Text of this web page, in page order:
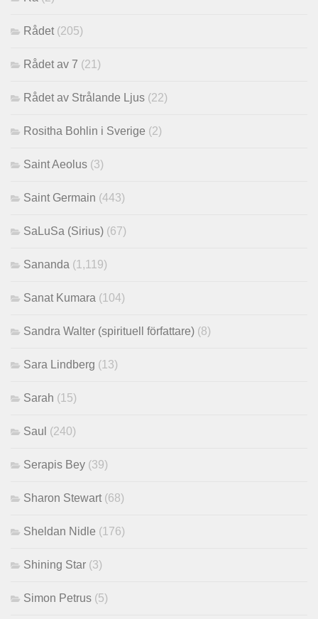
Rådet (205)
Rådet av 7 (21)
Rådet av Strålande Ljus (22)
Rositha Bohlin i Sverige (2)
Saint Aeolus (3)
Saint Germain (443)
SaLuSa (Sirius) (67)
Sananda (1,119)
Sanat Kumara (104)
Sandra Walter (spirituell författare) (8)
Sara Lindberg (13)
Sarah (15)
Saul (240)
Serapis Bey (39)
Sharon Stewart (68)
Sheldan Nidle (176)
Shining Star (3)
Simon Petrus (5)